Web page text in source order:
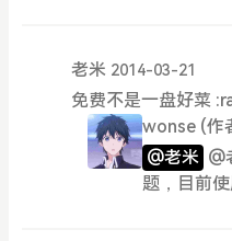
老米 2014-03-21
免费不是一盘好菜
wonse (作
@老米 @
题，目前